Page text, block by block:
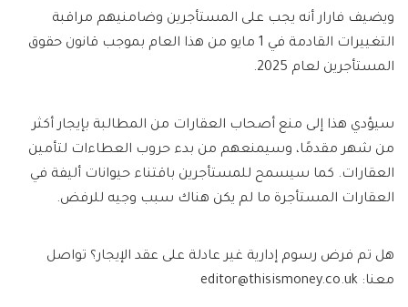
ويضيف فارار أنه يجب على المستأجرين وضامنيهم مراقبة
التغييرات القادمة في 1 مايو من هذا العام بموجب قانون حقوق
المستأجرين لعام 2025.
سيؤدي هذا إلى منع أصحاب العقارات من المطالبة بإيجار أكثر
من شهر مقدمًا، وسيمنعهم من بدء حروب العطاءات لتأمين
العقارات. كما سيسمح للمستأجرين باقتناء حيوانات أليفة في
العقارات المستأجرة ما لم يكن هناك سبب وجيه للرفض.
هل تم فرض رسوم إدارية غير عادلة على عقد الإيجار؟ تواصل
معنا: editor@thisismoney.co.uk